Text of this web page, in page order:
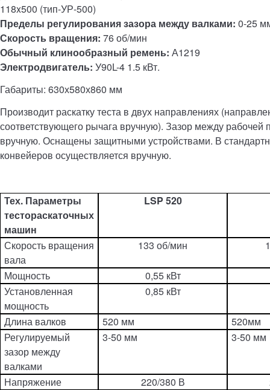
118x500 (тип-УР-500)
Пределы регулирования зазора между валками: 0-25
Скорость вращения: 76 об/мин
Обычный клинообразный ремень: А1219
Электродвигатель: У90L-4 1.5 кВт.
Габариты: 630х580х860 мм
Производит раскатку теста в двух направлениях
соответствующего рычага вручную). Зазор между рабочей
вручную. Оснащены защитными устройствами. В
конвейеров осуществляется вручную.
Тех. Параметры
тестораскаточных
машин
LSP 520
Скорость вращения
вала
133 об/мин
Мощность
0,55 кВт
Установленная
мощность
0,85 кВт
Длина валков 520 мм
520мм
Регулируемый
зазор между
валками
3-50 мм 3-50 мм
Напряжение 220/380 В